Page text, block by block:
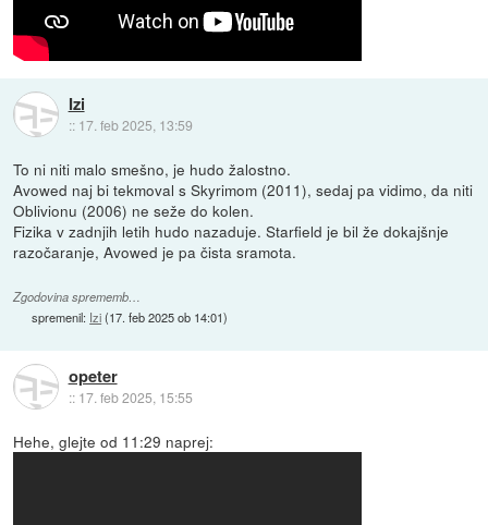
Izi
:: 17. feb 2025, 13:59
To ni niti malo smešno, je hudo žalostno.
Avowed naj bi tekmoval s Skyrimom (2011), sedaj pa vidimo, da niti
Oblivionu (2006) ne seže do kolen.
Fizika v zadnjih letih hudo nazaduje. Starfield je bil že dokajšnje
razočaranje, Avowed je pa čista sramota.
Zgodovina sprememb…
spremenil: Izi(17. feb 2025 ob 14:01)
opeter
:: 17. feb 2025, 15:55
Hehe, glejte od 11:29 naprej: